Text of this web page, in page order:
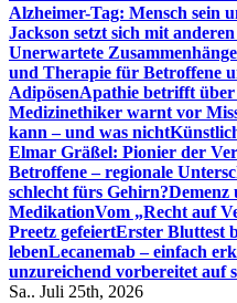
Alzheimer-Tag: Mensch sein
Jackson setzt sich mit
Unerwartete
und Therapie für Betroffene
AdipösenApathie betrifft
Medizinethiker warnt vor
kann – und was nicht
Elmar Gräßel: Pionier der
Betroffene – regionale
schlecht fürs Gehirn?Demenz
MedikationVom „Recht auf
Preetz gefeiertErster Bluttest
lebenLecanemab – einfach
unzureichend vorbereitet auf
Sa.. Juli 25th, 2026